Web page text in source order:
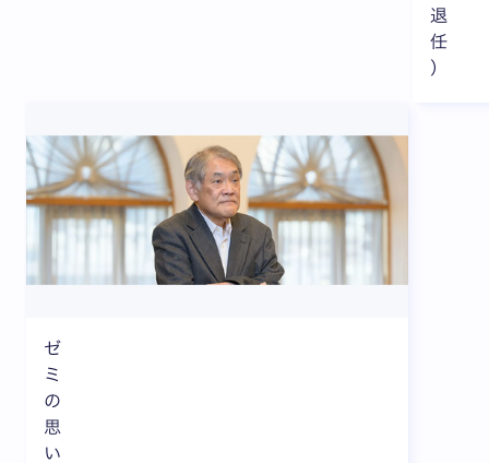
ゼ
ミ
の
思
い
退
任
）